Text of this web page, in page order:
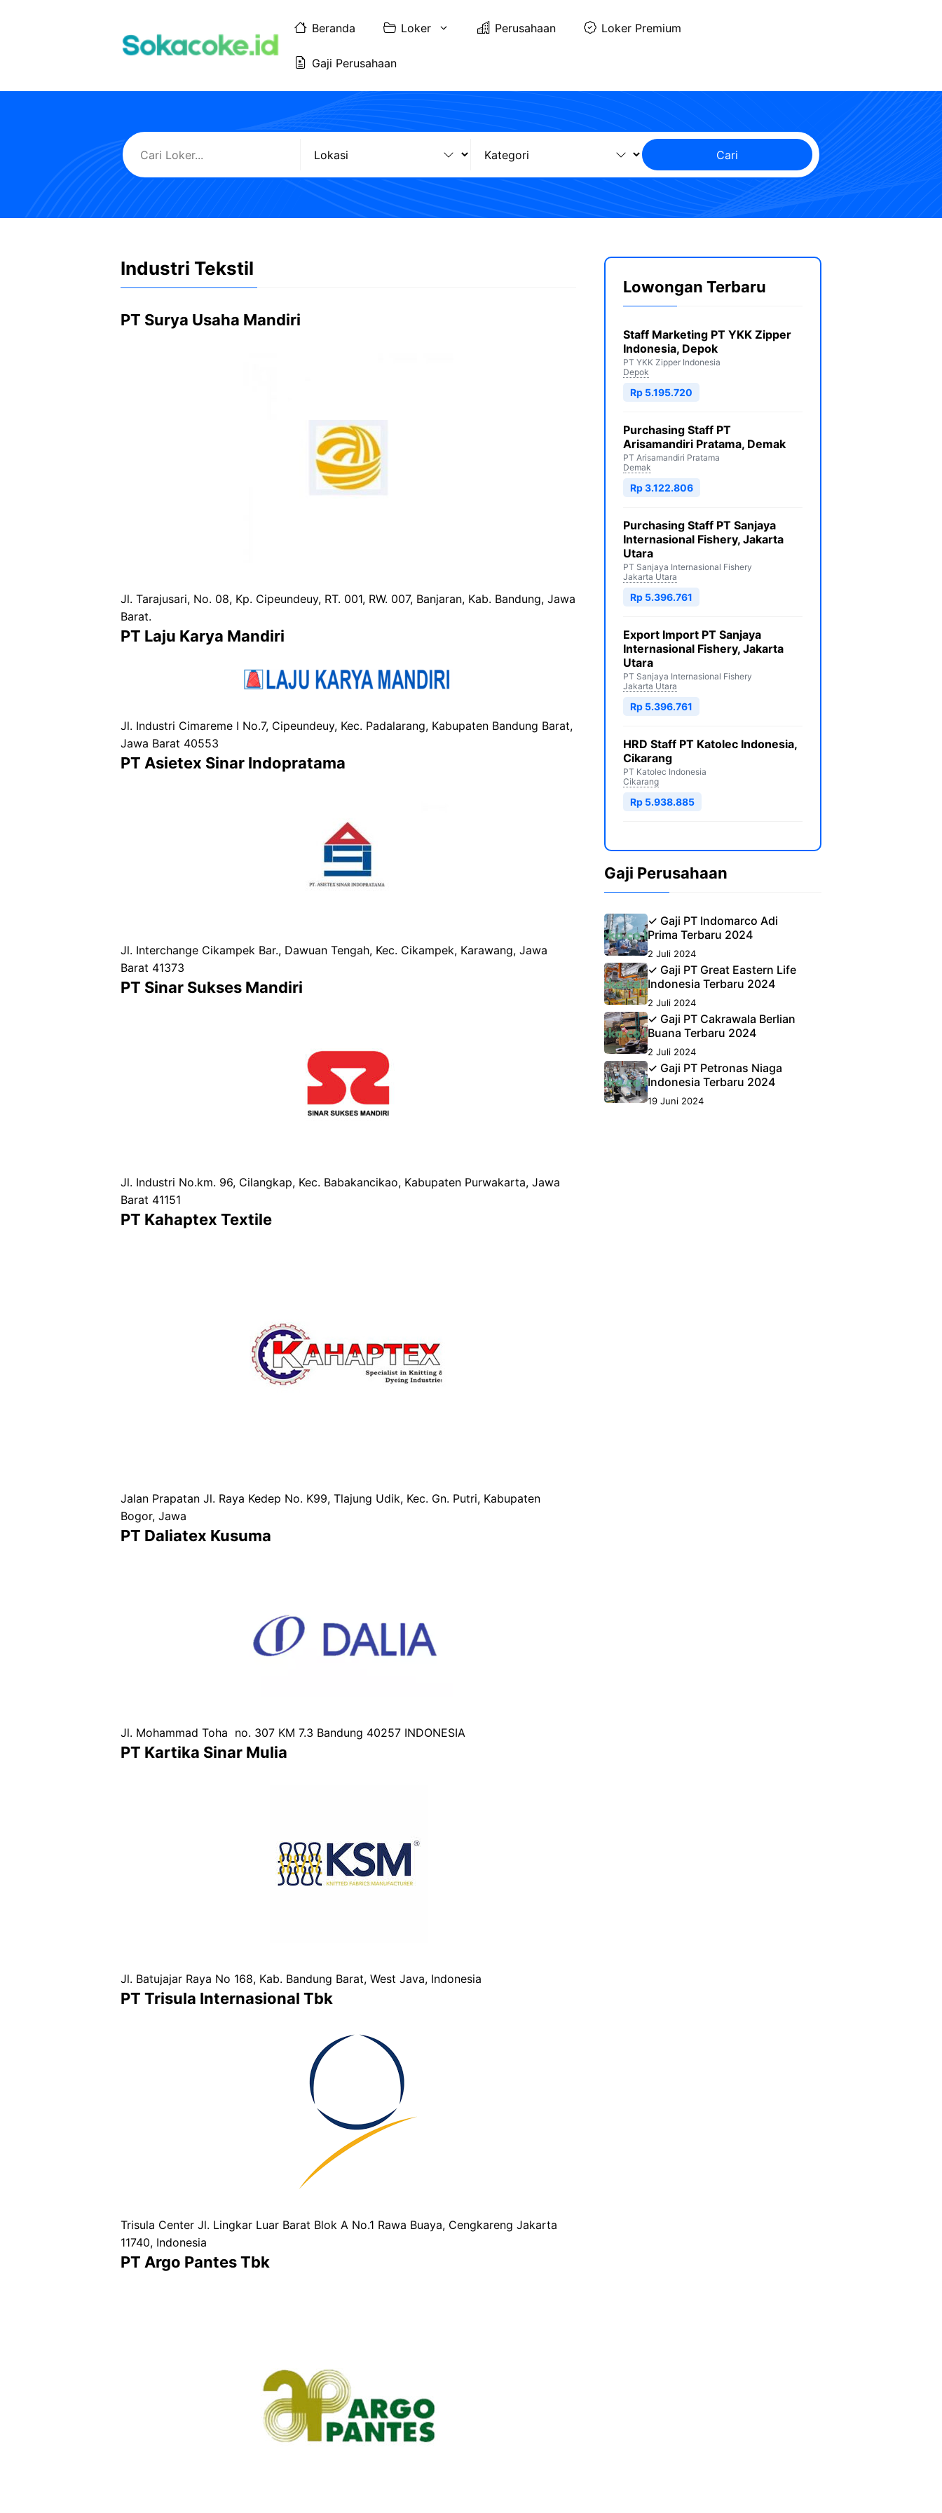
Beranda Loker Perusahaan Loker Premium
Gaji Perusahaan
Cari
Industri Tekstil
PT Surya Usaha Mandiri
Jl. Tarajusari, No. 08, Kp. Cipeundeuy, RT. 001, RW. 007, Banjaran, Kab. Bandung, Jawa
Barat.
PT Laju Karya Mandiri
Jl. Industri Cimareme I No.7, Cipeundeuy, Kec. Padalarang, Kabupaten Bandung Barat,
Jawa Barat 40553
PT Asietex Sinar Indopratama
Jl. Interchange Cikampek Bar., Dawuan Tengah, Kec. Cikampek, Karawang, Jawa
Barat 41373
PT Sinar Sukses Mandiri
Jl. Industri No.km. 96, Cilangkap, Kec. Babakancikao, Kabupaten Purwakarta, Jawa
Barat 41151
PT Kahaptex Textile
Jalan Prapatan Jl. Raya Kedep No. K99, Tlajung Udik, Kec. Gn. Putri, Kabupaten
Bogor, Jawa
PT Daliatex Kusuma
Jl. Mohammad Toha no. 307 KM 7.3 Bandung 40257 INDONESIA
PT Kartika Sinar Mulia
Jl. Batujajar Raya No 168, Kab. Bandung Barat, West Java, Indonesia
PT Trisula Internasional Tbk
Trisula Center Jl. Lingkar Luar Barat Blok A No.1 Rawa Buaya, Cengkareng Jakarta
11740, Indonesia
PT Argo Pantes Tbk
Lowongan Terbaru
Staff Marketing PT YKK Zipper
Indonesia, Depok
PT YKK Zipper Indonesia
Depok
Rp 5.195.720
Purchasing Staff PT
Arisamandiri Pratama, Demak
PT Arisamandiri Pratama
Demak
Rp 3.122.806
Purchasing Staff PT Sanjaya
Internasional Fishery, Jakarta
Utara
PT Sanjaya Internasional Fishery
Jakarta Utara
Rp 5.396.761
Export Import PT Sanjaya
Internasional Fishery, Jakarta
Utara
PT Sanjaya Internasional Fishery
Jakarta Utara
Rp 5.396.761
HRD Staff PT Katolec Indonesia,
Cikarang
PT Katolec Indonesia
Cikarang
Rp 5.938.885
Gaji Perusahaan
✓ Gaji PT Indomarco Adi
Prima Terbaru 2024
2 Juli 2024
✓ Gaji PT Great Eastern Life
Indonesia Terbaru 2024
2 Juli 2024
✓ Gaji PT Cakrawala Berlian
Buana Terbaru 2024
2 Juli 2024
✓ Gaji PT Petronas Niaga
Indonesia Terbaru 2024
19 Juni 2024